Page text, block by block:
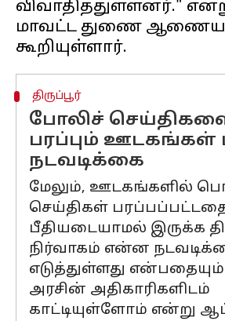
விவாதித்துள்ளனர்."
மாவட்ட துணை
திருப்பூர்
போலிச்
பரப்பும் ஊடகங்கள்
நடவடிக்கை
மேலும், ஊடகங்களில்
செய்திகள்
பீதியடையாமல் இருக்க
நிர்வாகம் என்ன
எடுத்துள்ளது
அரசின் அதிகாரிகளிடம்
காட்டியுள்ளோம் என்று